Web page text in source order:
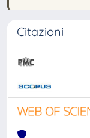
Citazioni